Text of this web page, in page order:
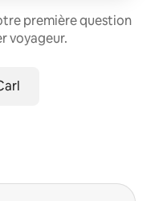
première question
voyageur.